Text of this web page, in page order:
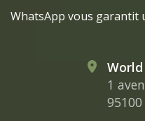
WhatsApp vous garantit
1